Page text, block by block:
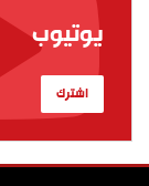
يوتيوب
اشترك